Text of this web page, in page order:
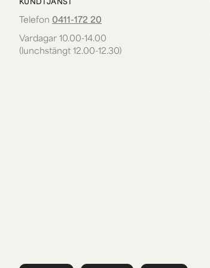
KUNDTJÄNST
Telefon 0411-172 20
Vardagar 10.00-14.00
(lunchstängt 12.00-12.30)